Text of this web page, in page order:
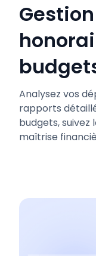
Analysez vos
rapports
budgets, suivez
maîtrise